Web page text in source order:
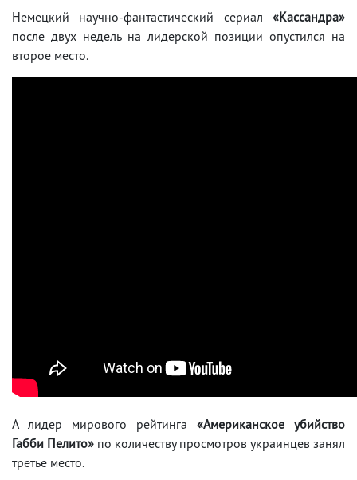
Немецкий научно-фантастический сериал «Кассандра»
после двух недель на лидерской позиции опустился на
второе место.
А лидер мирового рейтинга «Американское убийство
Габби Пелито» по количеству просмотров украинцев занял
третье место.